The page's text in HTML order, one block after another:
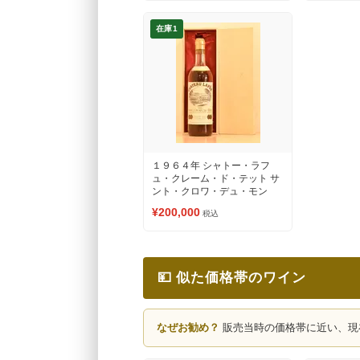
在庫1
１９６４年 シャトー・ラフ
ュ・クレーム・ド・テット サ
ント・クロワ・デュ・モン
¥200,000 税込
💴 似た価格帯のワイン
なぜお勧め？ 販売当時の価格帯に近い、現